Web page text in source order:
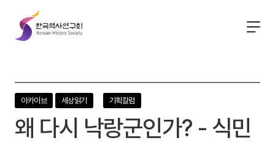
한
국
아카이브 세상읽기 기획칼럼
왜 다시 낙랑군인가? - 식민